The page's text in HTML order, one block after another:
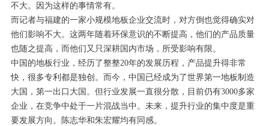
不大。因为这样的事情常有。
而记者与福建的一家小规模地板企业交流时，对方倒也觉得确实对
他们影响不大。这两年随着环保意识的不断提高，他们的产品质量
也随之提高，而他们又只深耕国内市场，所受影响有限。
中国的地板行业，经历了整整20年的发展历程，产品提升得非常
快，很多专利都是独创。而今，中国已经成为了世界第一地板制造
大国，第一出口大国。但行业发展一直很分散，目前仍有3000多家
企业，在竞争中处于一片混战当中。未来，提升行业的集中度是重
要发展方向。陈志华和朱宏耀均有同感。